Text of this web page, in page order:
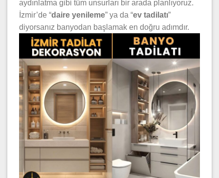
aydınlatma gibi tüm unsurları bir arada planlıyoruz.
İzmir’de “daire yenileme” ya da “ev tadilatı”
diyorsanız banyodan başlamak en doğru adımdır.